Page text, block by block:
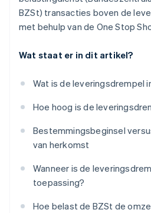
BZSt) transacties boven de
met behulp van de One Stop
Wat staat er in dit artikel?
Wat is de leveringsdrempel
Hoe hoog is de
Bestemmingsbeginsel
van herkomst
Wanneer is de
toepassing?
Hoe belast de BZSt de